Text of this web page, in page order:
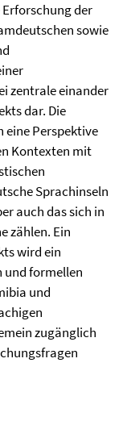
der
sowie
zentrale einander
dar. Die
eine Perspektive
Kontexten mit
Sprachinseln
auch das sich in
zählen. Ein
wird ein
und formellen
und
zugänglich